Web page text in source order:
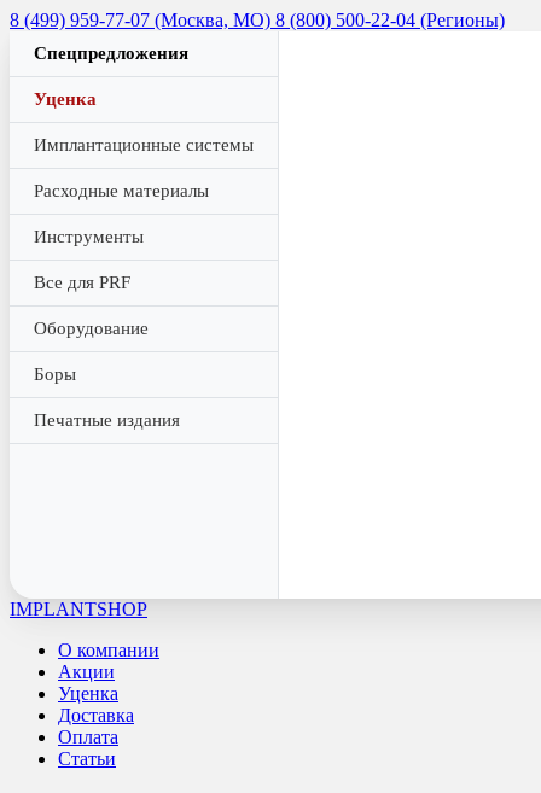
8 (499) 959-77-07 (Москва, МО) 8 (800) 500-22-04 (Регионы)
Спецпредложения
Уценка
Имплантационные системы
Расходные материалы
Инструменты
Все для PRF
Оборудование
Боры
Печатные издания
IMPLANTSHOP
О компании
Акции
Уценка
Доставка
Оплата
Статьи